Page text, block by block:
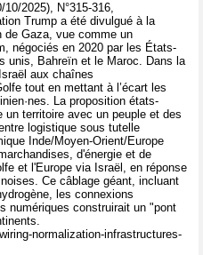
2025), N°315-316,
Trump a été divulgué à la
de Gaza, vue comme un
négociés en 2020 par les États-
unis, Bahreïn et le Maroc. Dans la
aux chaînes
tout en mettant à l’écart les
La proposition états-
territoire avec un peuple et des
logistique sous tutelle
Inde/Moyen-Orient/Europe
d'énergie et de
et l'Europe via Israël, en réponse
Ce câblage géant, incluant
les connexions
numériques construirait un "pont
normalization-infrastructures-